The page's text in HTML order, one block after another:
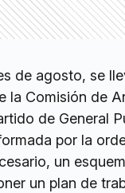
de agosto, se
la Comisión de
de General
por la
un
un plan de